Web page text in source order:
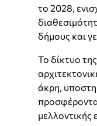
το 2028,
δήμους και
Το δίκτυο
άκρη,
μελλοντικής